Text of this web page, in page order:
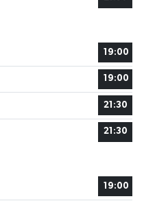
19:00
19:00
21:30
21:30
19:00